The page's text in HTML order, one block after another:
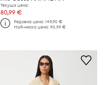
Текуща цена:
80,99 €
Редовна цена:149,90 €
Най-ниска цена:90,99 €